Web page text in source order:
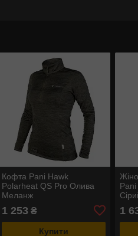
Кофта Pani Hawk
Polarheat QS Pro Олива
Меланж
1 253 ₴
Купити
1